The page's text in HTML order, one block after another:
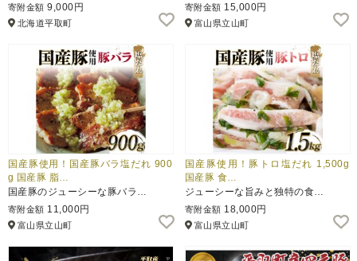
寄附金額 9,000円
北海道平取町
寄附金額 15,000円
富山県立山町
国産豚使用！国産豚バラ塩だれ 900
g 国産豚 脂…
国産豚のジューシーな豚バラ…
寄附金額 11,000円
富山県立山町
国産豚使用！豚トロ塩だれ 1,500g
国産豚 食…
ジューシーな旨みと独特の食…
寄附金額 18,000円
富山県立山町